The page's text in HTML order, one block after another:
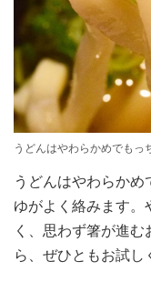
うどんはやわらかめでもっ
うどんはやわらか
ゆがよく絡みます。
く、思わず箸が進
ら、ぜひともお試し